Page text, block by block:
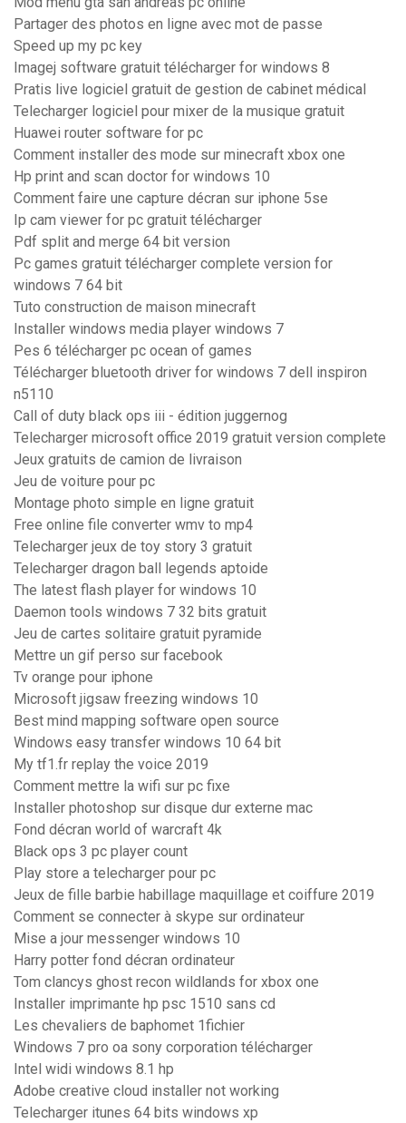
Partager des photos en ligne avec mot de passe
Speed up my pc key
Imagej software gratuit télécharger for windows 8
Pratis live logiciel gratuit de gestion de cabinet médical
Telecharger logiciel pour mixer de la musique gratuit
Huawei router software for pc
Comment installer des mode sur minecraft xbox one
Hp print and scan doctor for windows 10
Comment faire une capture décran sur iphone 5se
Ip cam viewer for pc gratuit télécharger
Pdf split and merge 64 bit version
Pc games gratuit télécharger complete version for
windows 7 64 bit
Tuto construction de maison minecraft
Installer windows media player windows 7
Pes 6 télécharger pc ocean of games
Télécharger bluetooth driver for windows 7 dell inspiron
n5110
Call of duty black ops iii - édition juggernog
Telecharger microsoft office 2019 gratuit version complete
Jeux gratuits de camion de livraison
Jeu de voiture pour pc
Montage photo simple en ligne gratuit
Free online file converter wmv to mp4
Telecharger jeux de toy story 3 gratuit
Telecharger dragon ball legends aptoide
The latest flash player for windows 10
Daemon tools windows 7 32 bits gratuit
Jeu de cartes solitaire gratuit pyramide
Mettre un gif perso sur facebook
Tv orange pour iphone
Microsoft jigsaw freezing windows 10
Best mind mapping software open source
Windows easy transfer windows 10 64 bit
My tf1.fr replay the voice 2019
Comment mettre la wifi sur pc fixe
Installer photoshop sur disque dur externe mac
Fond décran world of warcraft 4k
Black ops 3 pc player count
Play store a telecharger pour pc
Jeux de fille barbie habillage maquillage et coiffure 2019
Comment se connecter à skype sur ordinateur
Mise a jour messenger windows 10
Harry potter fond décran ordinateur
Tom clancys ghost recon wildlands for xbox one
Installer imprimante hp psc 1510 sans cd
Les chevaliers de baphomet 1fichier
Windows 7 pro oa sony corporation télécharger
Intel widi windows 8.1 hp
Adobe creative cloud installer not working
Telecharger itunes 64 bits windows xp